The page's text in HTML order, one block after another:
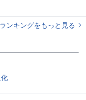
ンキングをもっと見る